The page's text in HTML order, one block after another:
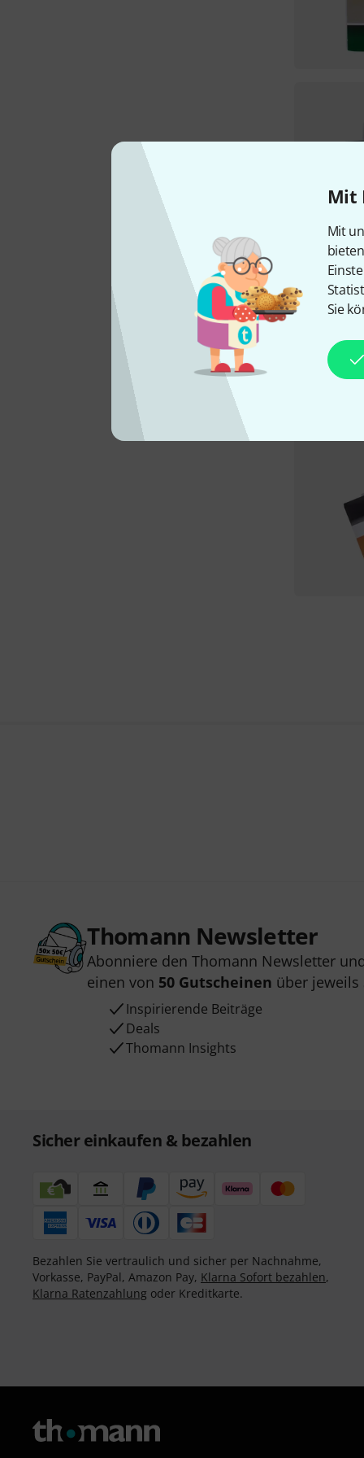
Mit
Mit
Sie
Thomann Newsletter
Abonniere den Thomann Newsletter
einen von 50 Gutscheinen über jeweils
Inspirierende Beiträge
Deals
Thomann Insights
Sicher einkaufen & bezahlen
Bezahlen Sie vertraulich und sicher per Nachnahme,
Vorkasse, PayPal, Amazon Pay, Klarna Sofort bezahlen,
Klarna Ratenzahlung oder Kreditkarte.